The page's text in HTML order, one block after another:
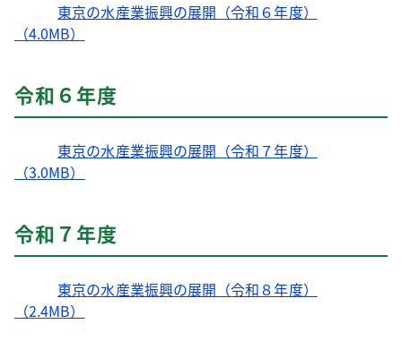
東京の水産業振興の展開（令和６年度）
（4.0MB）
令和６年度
東京の水産業振興の展開（令和７年度）
（3.0MB）
令和７年度
東京の水産業振興の展開（令和８年度）
（2.4MB）